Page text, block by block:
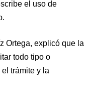
el uso de
Ortega, explicó que la
todo tipo o
trámite y la